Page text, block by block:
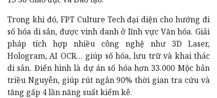
Trong khi đó, FPT Culture Tech đại diện cho hướng đi
số hóa di sản, được vinh danh ở lĩnh vực Văn hóa. Giải
pháp tích hợp nhiều công nghệ như 3D Laser,
Hologram, AI OCR… giúp số hóa, lưu trữ và khai thác
di sản. Điển hình là dự án số hóa hơn 33.000 Mộc bản
triều Nguyễn, giúp rút ngắn 90% thời gian tra cứu và
tăng gấp 4 lần năng suất kiểm kê.